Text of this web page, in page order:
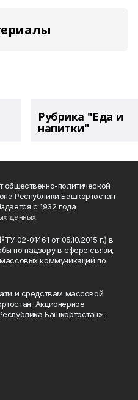
Рубрика "Еда и
напитки"
политической
Республики Башкортостан
с 1932 года
данных
02-01461 от 05.10.2015 г.) в
по надзору в сфере связи,
коммуникаций по
и средствам массовой
Акционерное
Башкортостан».